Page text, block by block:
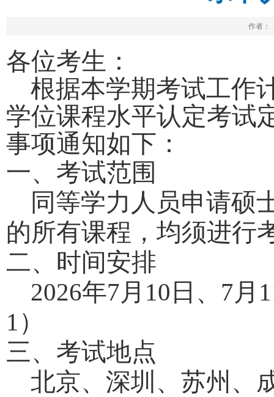
作者：
各位考生 ：
根据本学期考试工作
学位课程水平认定考试
事项通知如下：
一、考试范围
同等学力人员申请硕
的所有课程，均须进行
二、时间安排
2026年7月10日、7月
1）
三、考试地点
北京、深圳、苏州、